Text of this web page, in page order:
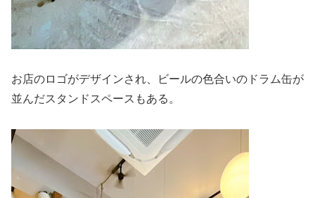
お店のロゴがデザインされ、ビールの色合いのドラム缶が
並んだスタンドスペースもある。